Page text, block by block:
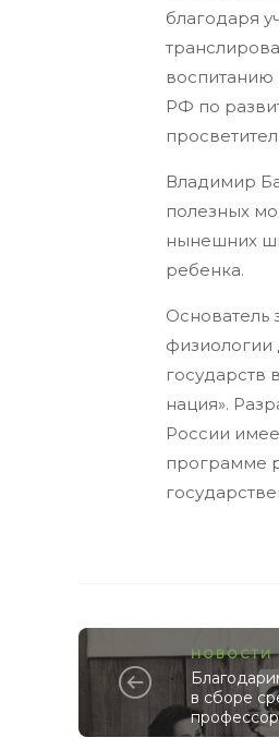
благодаря
воспитанию
РФ по
Владимир
полезных
нынешних
ребенка.
Основатель
физиологии
государств
нация».
России
программе
НОВОСТИ
в сборе